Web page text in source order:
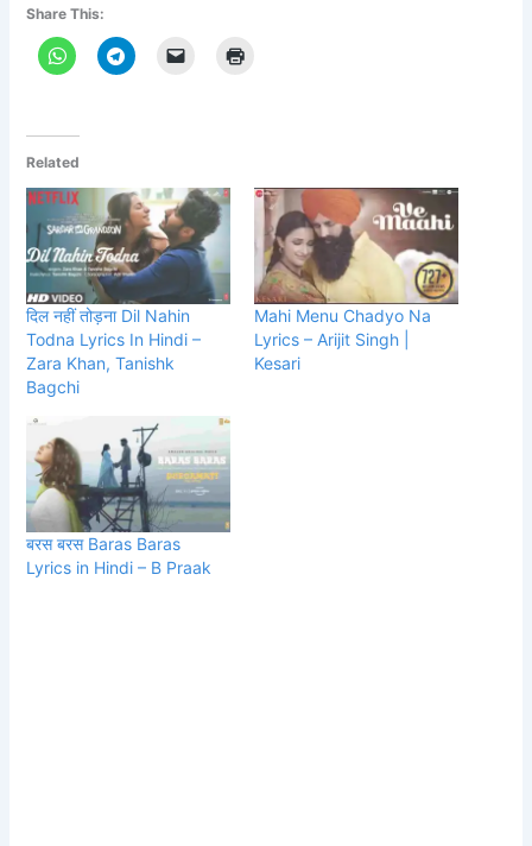
Share This:
Related
दिल नहीं तोड़ना Dil Nahin
Todna Lyrics In Hindi –
Zara Khan, Tanishk
Bagchi
Mahi Menu Chadyo Na
Lyrics – Arijit Singh |
Kesari
बरस बरस Baras Baras
Lyrics in Hindi – B Praak